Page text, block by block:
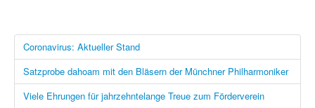
Coronavirus: Aktueller Stand
Satzprobe dahoam mit den Bläsern der Münchner Philharmoniker
Viele Ehrungen für jahrzehntelange Treue zum Förderverein